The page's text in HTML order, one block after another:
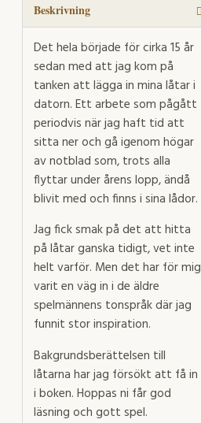
Beskrivning
Det hela började för cirka 15 år
sedan med att jag kom på
tanken att lägga in mina låtar i
datorn. Ett arbete som pågått
periodvis när jag haft tid att
sitta ner och gå igenom högar
av notblad som, trots alla
flyttar under årens lopp, ändå
blivit med och finns i sina lådor.
Jag fick smak på det att hitta
på låtar ganska tidigt, vet inte
helt varför. Men det har för mig
varit en väg in i de äldre
spelmännens tonspråk där jag
funnit stor inspiration.
Bakgrundsberättelsen till
låtarna har jag försökt att få in
i boken. Hoppas ni får god
läsning och gott spel.